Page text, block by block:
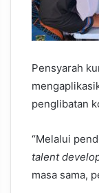
Pensyarah
penglibatan
“Melalui
talent
masa sama,